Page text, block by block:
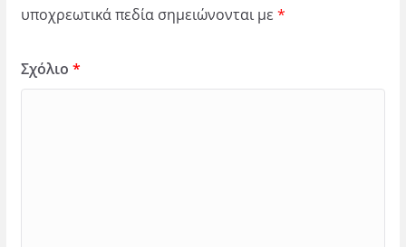
υποχρεωτικά πεδία σημειώνονται με *
Σχόλιο *